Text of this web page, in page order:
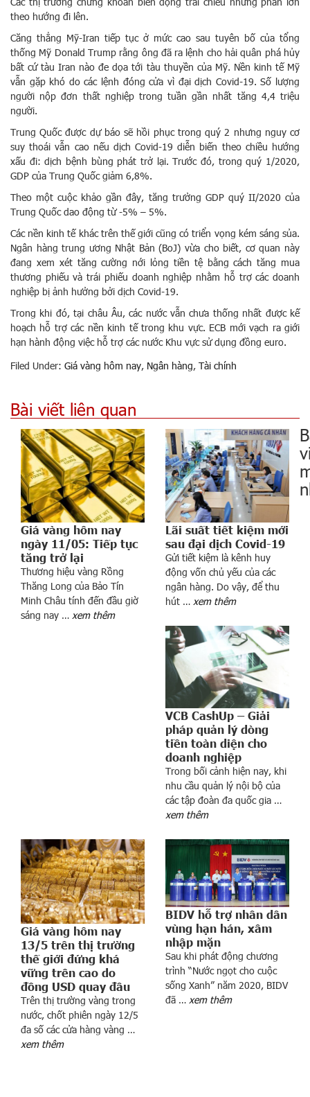
theo hướng đi lên.
Căng thẳng Mỹ-Iran tiếp tục ở mức cao sau tuyên bố của tổng
thống Mỹ Donald Trump rằng ông đã ra lệnh cho hải quân phá hủy
bất cứ tàu Iran nào đe dọa tới tàu thuyền của Mỹ. Nền kinh tế Mỹ
vẫn gặp khó do các lệnh đóng cửa vì đại dịch Covid-19. Số lượng
người nộp đơn thất nghiệp trong tuần gần nhất tăng 4,4 triệu
người.
Trung Quốc được dự báo sẽ hồi phục trong quý 2 nhưng nguy cơ
suy thoái vẫn cao nếu dịch Covid-19 diễn biến theo chiều hướng
xấu đi: dịch bệnh bùng phát trở lại. Trước đó, trong quý 1/2020,
GDP của Trung Quốc giảm 6,8%.
Theo một cuộc khảo gần đây, tăng trưởng GDP quý II/2020 của
Trung Quốc dao động từ -5% – 5%.
Các nền kinh tế khác trên thế giới cũng có triển vọng kém sáng sủa.
Ngân hàng trung ương Nhật Bản (BoJ) vừa cho biết, cơ quan này
đang xem xét tăng cường nới lỏng tiền tệ bằng cách tăng mua
thương phiếu và trái phiếu doanh nghiệp nhằm hỗ trợ các doanh
nghiệp bị ảnh hưởng bởi dịch Covid-19.
Trong khi đó, tại châu Âu, các nước vẫn chưa thống nhất được kế
hoạch hỗ trợ các nền kinh tế trong khu vực. ECB mới vạch ra giới
hạn hành động việc hỗ trợ các nước Khu vực sử dụng đồng euro.
Filed Under: Giá vàng hôm nay, Ngân hàng, Tài chính
Bài viết liên quan
Giá vàng hôm nay
ngày 11/05: Tiếp tục
tăng trở lại
Thương hiệu vàng Rồng
Thăng Long của Bảo Tín
Minh Châu tính đến đầu giờ
sáng nay … xem thêm
Lãi suất tiết kiệm mới
sau đại dịch Covid-19
Gửi tiết kiệm là kênh huy
động vốn chủ yếu của các
ngân hàng. Do vậy, để thu
hút … xem thêm
VCB CashUp – Giải
pháp quản lý dòng
tiền toàn diện cho
doanh nghiệp
Trong bối cảnh hiện nay, khi
nhu cầu quản lý nội bộ của
các tập đoàn đa quốc gia …
xem thêm
Giá vàng hôm nay
13/5 trên thị trường
thế giới đứng khá
vững trên cao do
đồng USD quay đầu
Trên thị trường vàng trong
nước, chốt phiên ngày 12/5
đa số các cửa hàng vàng …
xem thêm
BIDV hỗ trợ nhân dân
vùng hạn hán, xâm
nhập mặn
Sau khi phát động chương
trình “Nước ngọt cho cuộc
sống Xanh” năm 2020, BIDV
đã … xem thêm